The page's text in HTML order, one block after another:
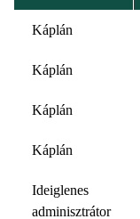
Káplán
Káplán
Káplán
Káplán
Ideiglenes
adminisztrátor